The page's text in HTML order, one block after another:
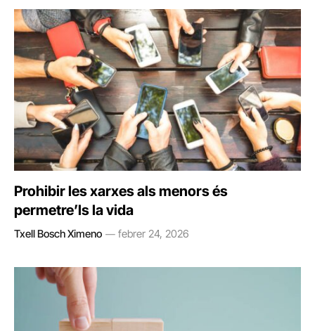
Prohibir les xarxes als menors és
permetre’ls la vida
Txell Bosch Ximeno febrer 24, 2026